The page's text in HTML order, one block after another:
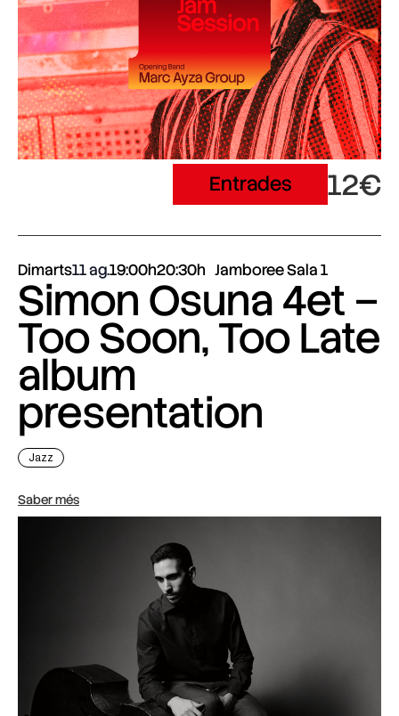
Entrades 12€
Dimarts11 ag.19:00h20:30h Jamboree Sala 1
Simon Osuna 4et –
Too Soon, Too Late
album
presentation
Jazz
Saber més